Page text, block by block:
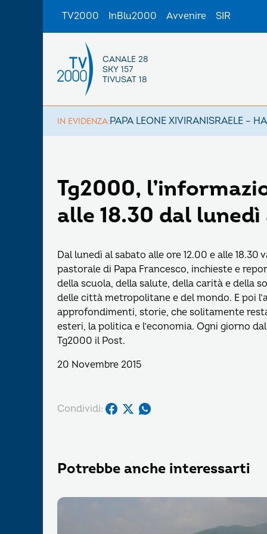
TV2000 InBlu2000 Avvenire SIR
CANALE 28
SKY 157
TIVUSAT 18
IN EVIDENZA:PAPA LEONE XIVIRANISRAELE –
Tg2000,
alle 18.30 dal
Dal lunedì al sabato alle ore 12.00 e alle
pastorale di Papa Francesco, inchieste e
della scuola, della salute, della carità e della
delle città metropolitane e del mondo. E poi
approfondimenti, storie, che solitamente
esteri, la politica e l’economia. Ogni giorno
Tg2000 il Post.
20 Novembre 2015
Condividi:
Potrebbe anche interessarti